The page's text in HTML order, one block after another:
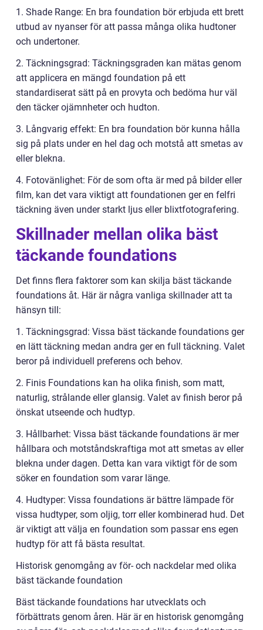
1. Shade Range: En bra foundation bör erbjuda ett brett
utbud av nyanser för att passa många olika hudtoner
och undertoner.
2. Täckningsgrad: Täckningsgraden kan mätas genom
att applicera en mängd foundation på ett
standardiserat sätt på en provyta och bedöma hur väl
den täcker ojämnheter och hudton.
3. Långvarig effekt: En bra foundation bör kunna hålla
sig på plats under en hel dag och motstå att smetas av
eller blekna.
4. Fotovänlighet: För de som ofta är med på bilder eller
film, kan det vara viktigt att foundationen ger en felfri
täckning även under starkt ljus eller blixtfotografering.
Skillnader mellan olika bäst
täckande foundations
Det finns flera faktorer som kan skilja bäst täckande
foundations åt. Här är några vanliga skillnader att ta
hänsyn till:
1. Täckningsgrad: Vissa bäst täckande foundations ger
en lätt täckning medan andra ger en full täckning. Valet
beror på individuell preferens och behov.
2. Finis Foundations kan ha olika finish, som matt,
naturlig, strålande eller glansig. Valet av finish beror på
önskat utseende och hudtyp.
3. Hållbarhet: Vissa bäst täckande foundations är mer
hållbara och motståndskraftiga mot att smetas av eller
blekna under dagen. Detta kan vara viktigt för de som
söker en foundation som varar länge.
4. Hudtyper: Vissa foundations är bättre lämpade för
vissa hudtyper, som oljig, torr eller kombinerad hud. Det
är viktigt att välja en foundation som passar ens egen
hudtyp för att få bästa resultat.
Historisk genomgång av för- och nackdelar med olika
bäst täckande foundation
Bäst täckande foundations har utvecklats och
förbättrats genom åren. Här är en historisk genomgång